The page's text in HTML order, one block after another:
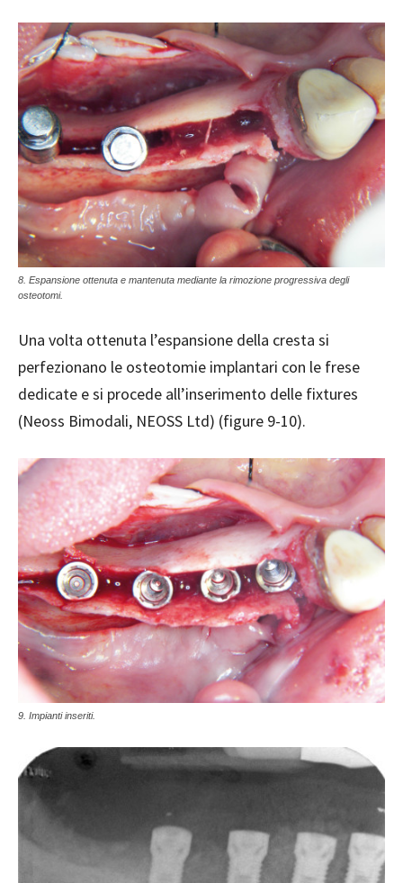
8. Espansione ottenuta e mantenuta mediante la rimozione progressiva degli
osteotomi.
Una volta ottenuta l’espansione della cresta si
perfezionano le osteotomie implantari con le frese
dedicate e si procede all’inserimento delle fixtures
(Neoss Bimodali, NEOSS Ltd) (figure 9-10).
9. Impianti inseriti.